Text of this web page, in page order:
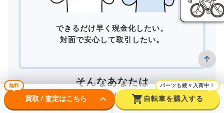
できるだけ早く現金化したい。
対面で安心して取引したい。
そんなあなたは
店頭買取がおすすめ！
無料
買取 / 査定はこちら keyboard_arrow_down shopping_cart
パーツも続々入荷中！
自転車を購入する